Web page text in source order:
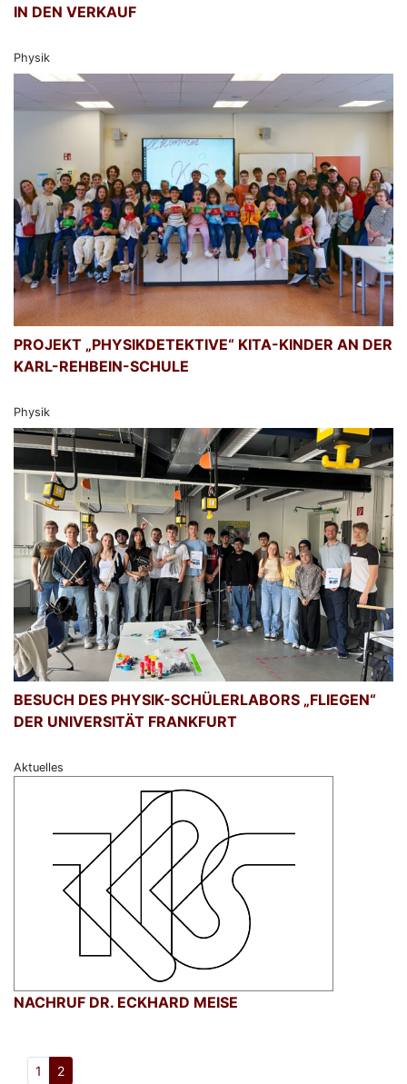
IN DEN VERKAUF
Physik
PROJEKT „PHYSIKDETEKTIVE“ KITA-KINDER AN DER
KARL-REHBEIN-SCHULE
Physik
BESUCH DES PHYSIK-SCHÜLERLABORS „FLIEGEN“
DER UNIVERSITÄT FRANKFURT
Aktuelles
NACHRUF DR. ECKHARD MEISE
1 2